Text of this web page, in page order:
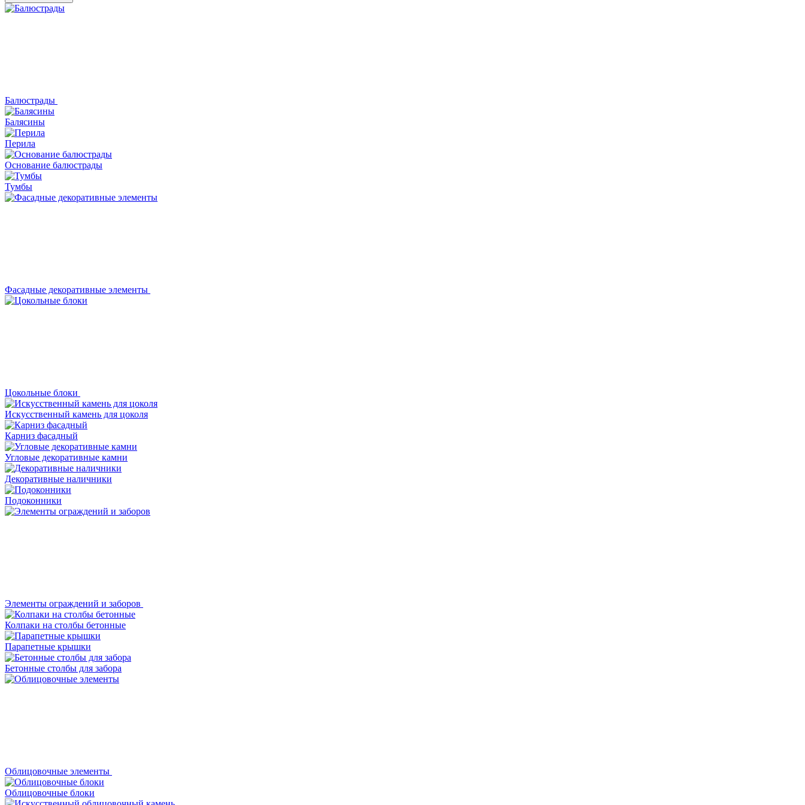
Балюстрады
Балясины
Перила
Основание балюстрады
Тумбы
Фасадные декоративные элементы
Цокольные блоки
Искусственный камень для цоколя
Карниз фасадный
Угловые декоративные камни
Декоративные наличники
Подоконники
Элементы ограждений и заборов
Колпаки на столбы бетонные
Парапетные крышки
Бетонные столбы для забора
Облицовочные элементы
Облицовочные блоки